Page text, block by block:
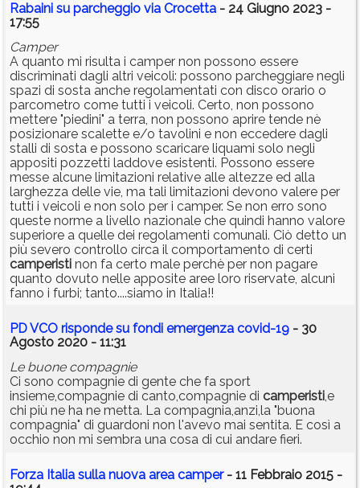
Rabaini su parcheggio via Crocetta - 24 Giugno 2023 -
17:55
Camper
A quanto mi risulta i camper non possono essere
discriminati dagli altri veicoli: possono parcheggiare negli
spazi di sosta anche regolamentati con disco orario o
parcometro come tutti i veicoli. Certo, non possono
mettere "piedini" a terra, non possono aprire tende nè
posizionare scalette e/o tavolini e non eccedere dagli
stalli di sosta e possono scaricare liquami solo negli
appositi pozzetti laddove esistenti. Possono essere
messe alcune limitazioni relative alle altezze ed alla
larghezza delle vie, ma tali limitazioni devono valere per
tutti i veicoli e non solo per i camper. Se non erro sono
queste norme a livello nazionale che quindi hanno valore
superiore a quelle dei regolamenti comunali. Ciò detto un
più severo controllo circa il comportamento di certi
camperisti non fa certo male perchè per non pagare
quanto dovuto nelle apposite aree loro riservate, alcuni
fanno i furbi; tanto....siamo in Italia!!
PD VCO risponde su fondi emergenza covid-19 - 30
Agosto 2020 - 11:31
Le buone compagnie
Ci sono compagnie di gente che fa sport
insieme,compagnie di canto,compagnie di camperisti,e
chi più ne ha ne metta. La compagnia,anzi,la "buona
compagnia" di guardoni non l'avevo mai sentita. E così a
occhio non mi sembra una cosa di cui andare fieri.
Forza Italia sulla nuova area camper- 11 Febbraio 2015 -